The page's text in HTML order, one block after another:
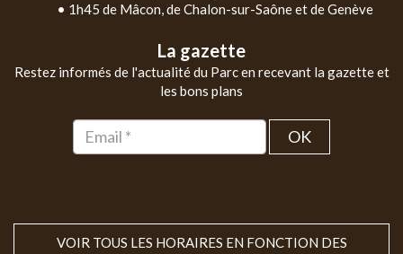
• 1h45 de Mâcon, de Chalon-sur-Saône et de Genève
La gazette
Restez informés de l'actualité du Parc en recevant la gazette et
les bons plans
OK
VOIR TOUS LES HORAIRES EN FONCTION DES